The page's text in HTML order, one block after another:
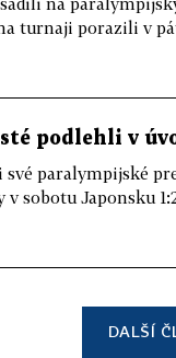
turnaji porazili v
podlehli v
své paralympijské
sobotu Japonsku
DALŠÍ